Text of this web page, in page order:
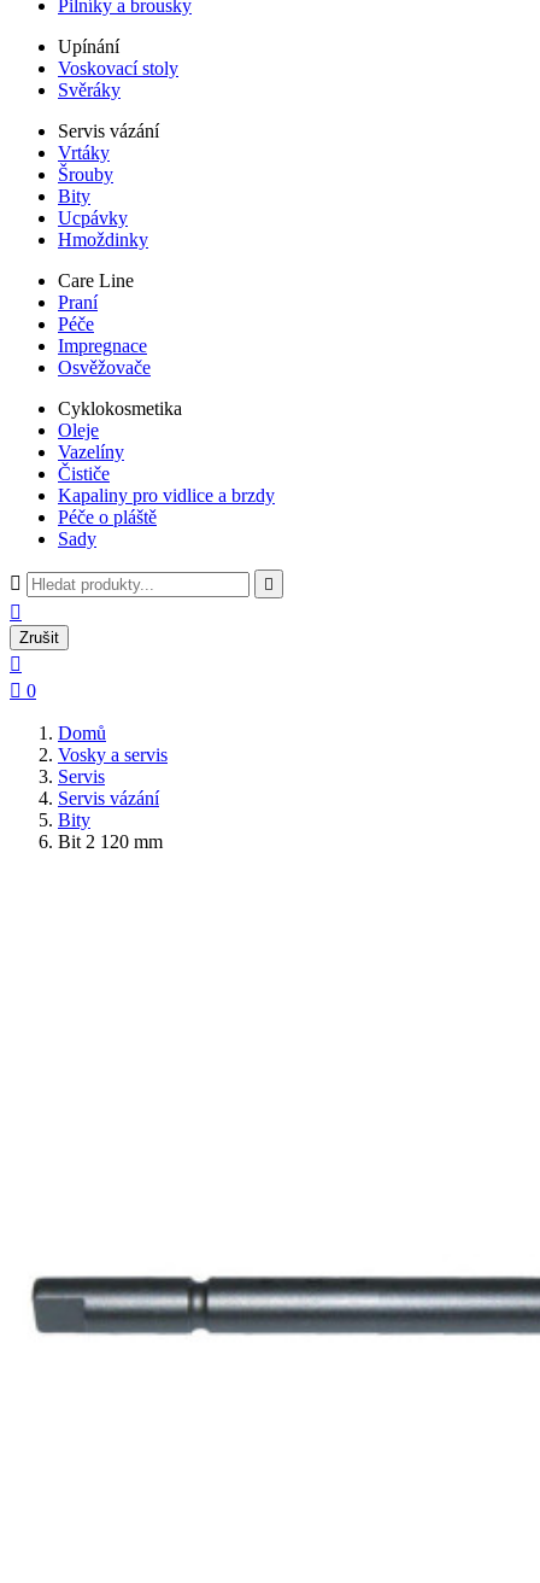
Pilníky a brousky
Upínání
Voskovací stoly
Svěráky
Servis vázání
Vrtáky
Šrouby
Bity
Ucpávky
Hmoždinky
Care Line
Praní
Péče
Impregnace
Osvěžovače
Cyklokosmetika
Oleje
Vazelíny
Čističe
Kapaliny pro vidlice a brzdy
Péče o pláště
Sady
 

Zrušit

 0
Domů
Vosky a servis
Servis
Servis vázání
Bity
Bit 2 120 mm